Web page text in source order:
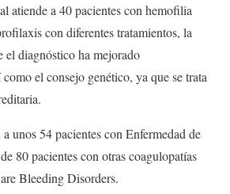
atiende a 40 pacientes con hemofilia
con diferentes tratamientos, la
el diagnóstico ha mejorado
el consejo genético, ya que se trata
unos 54 pacientes con Enfermedad de
80 pacientes con otras coagulopatías
Bleeding Disorders.